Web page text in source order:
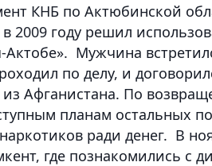
КНБ по Актюбинской
2009 году решил
Актобе». Мужчина
по делу, и
Афганистана. По
планам остальных
ради денег. В
где познакомились с